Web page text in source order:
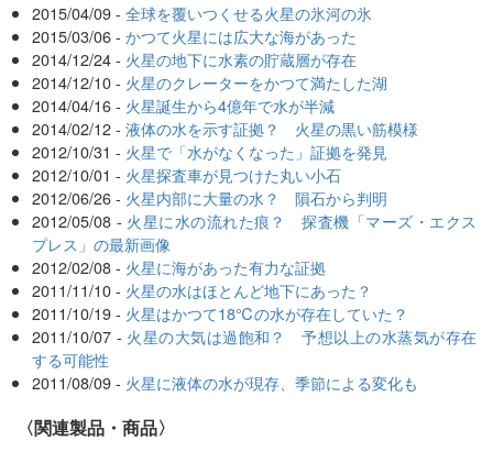
2015/04/09 -全球を覆いつくせる火星の氷河の氷
2015/03/06 -かつて火星には広大な海があった
2014/12/24 - 火星の地下に水素の貯蔵層が存在
2014/12/10 - 火星のクレーターをかつて満たした湖
2014/04/16 - 火星誕生から4億年で水が半減
2014/02/12 -液体の水を示す証拠？ 火星の黒い筋模様
2012/10/31 - 火星で「水がなくなった」証拠を発見
2012/10/01 - 火星探査車が見つけた丸い小石
2012/06/26 - 火星内部に大量の水？ 隕石から判明
2012/05/08 - 火星に水の流れた痕？ 探査機「マーズ・エクス
プレス」の最新画像
2012/02/08 - 火星に海があった有力な証拠
2011/11/10 - 火星の水はほとんど地下にあった？
2011/10/19 - 火星はかつて18℃の水が存在していた？
2011/10/07 - 火星の大気は過飽和？ 予想以上の水蒸気が存在
する可能性
2011/08/09 - 火星に液体の水が現存、季節による変化も
〈関連製品・商品〉